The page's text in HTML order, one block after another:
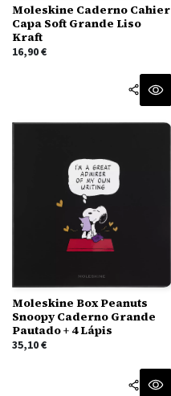
Moleskine Caderno Cahier
Capa Soft Grande Liso
Kraft
16,90€
Moleskine Box Peanuts
Snoopy Caderno Grande
Pautado + 4 Lápis
35,10€